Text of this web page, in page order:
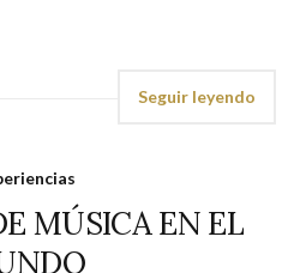
Seguir leyendo
MÚSICA EN EL